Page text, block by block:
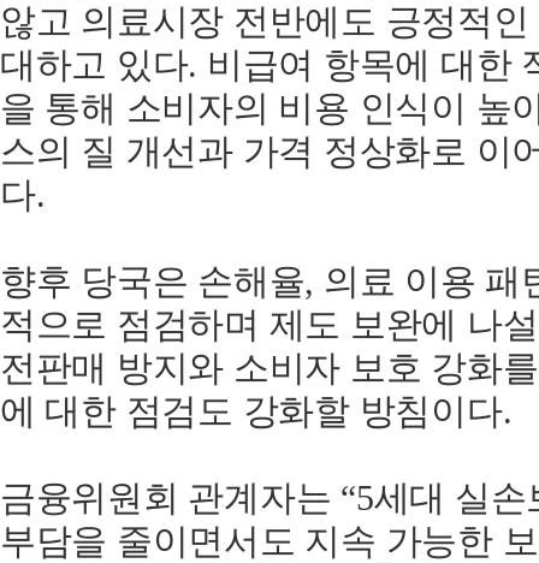
않고 의료시장 전반에도 긍정적
대하고 있다. 비급여 항목에 대한
을 통해 소비자의 비용 인식이 높
스의 질 개선과 가격 정상화로 이
다.
향후 당국은 손해율, 의료 이용 패
적으로 점검하며 제도 보완에 나
전판매 방지와 소비자 보호 강화
에 대한 점검도 강화할 방침이다.
금융위원회 관계자는 “5세대 실
부담을 줄이면서도 지속 가능한